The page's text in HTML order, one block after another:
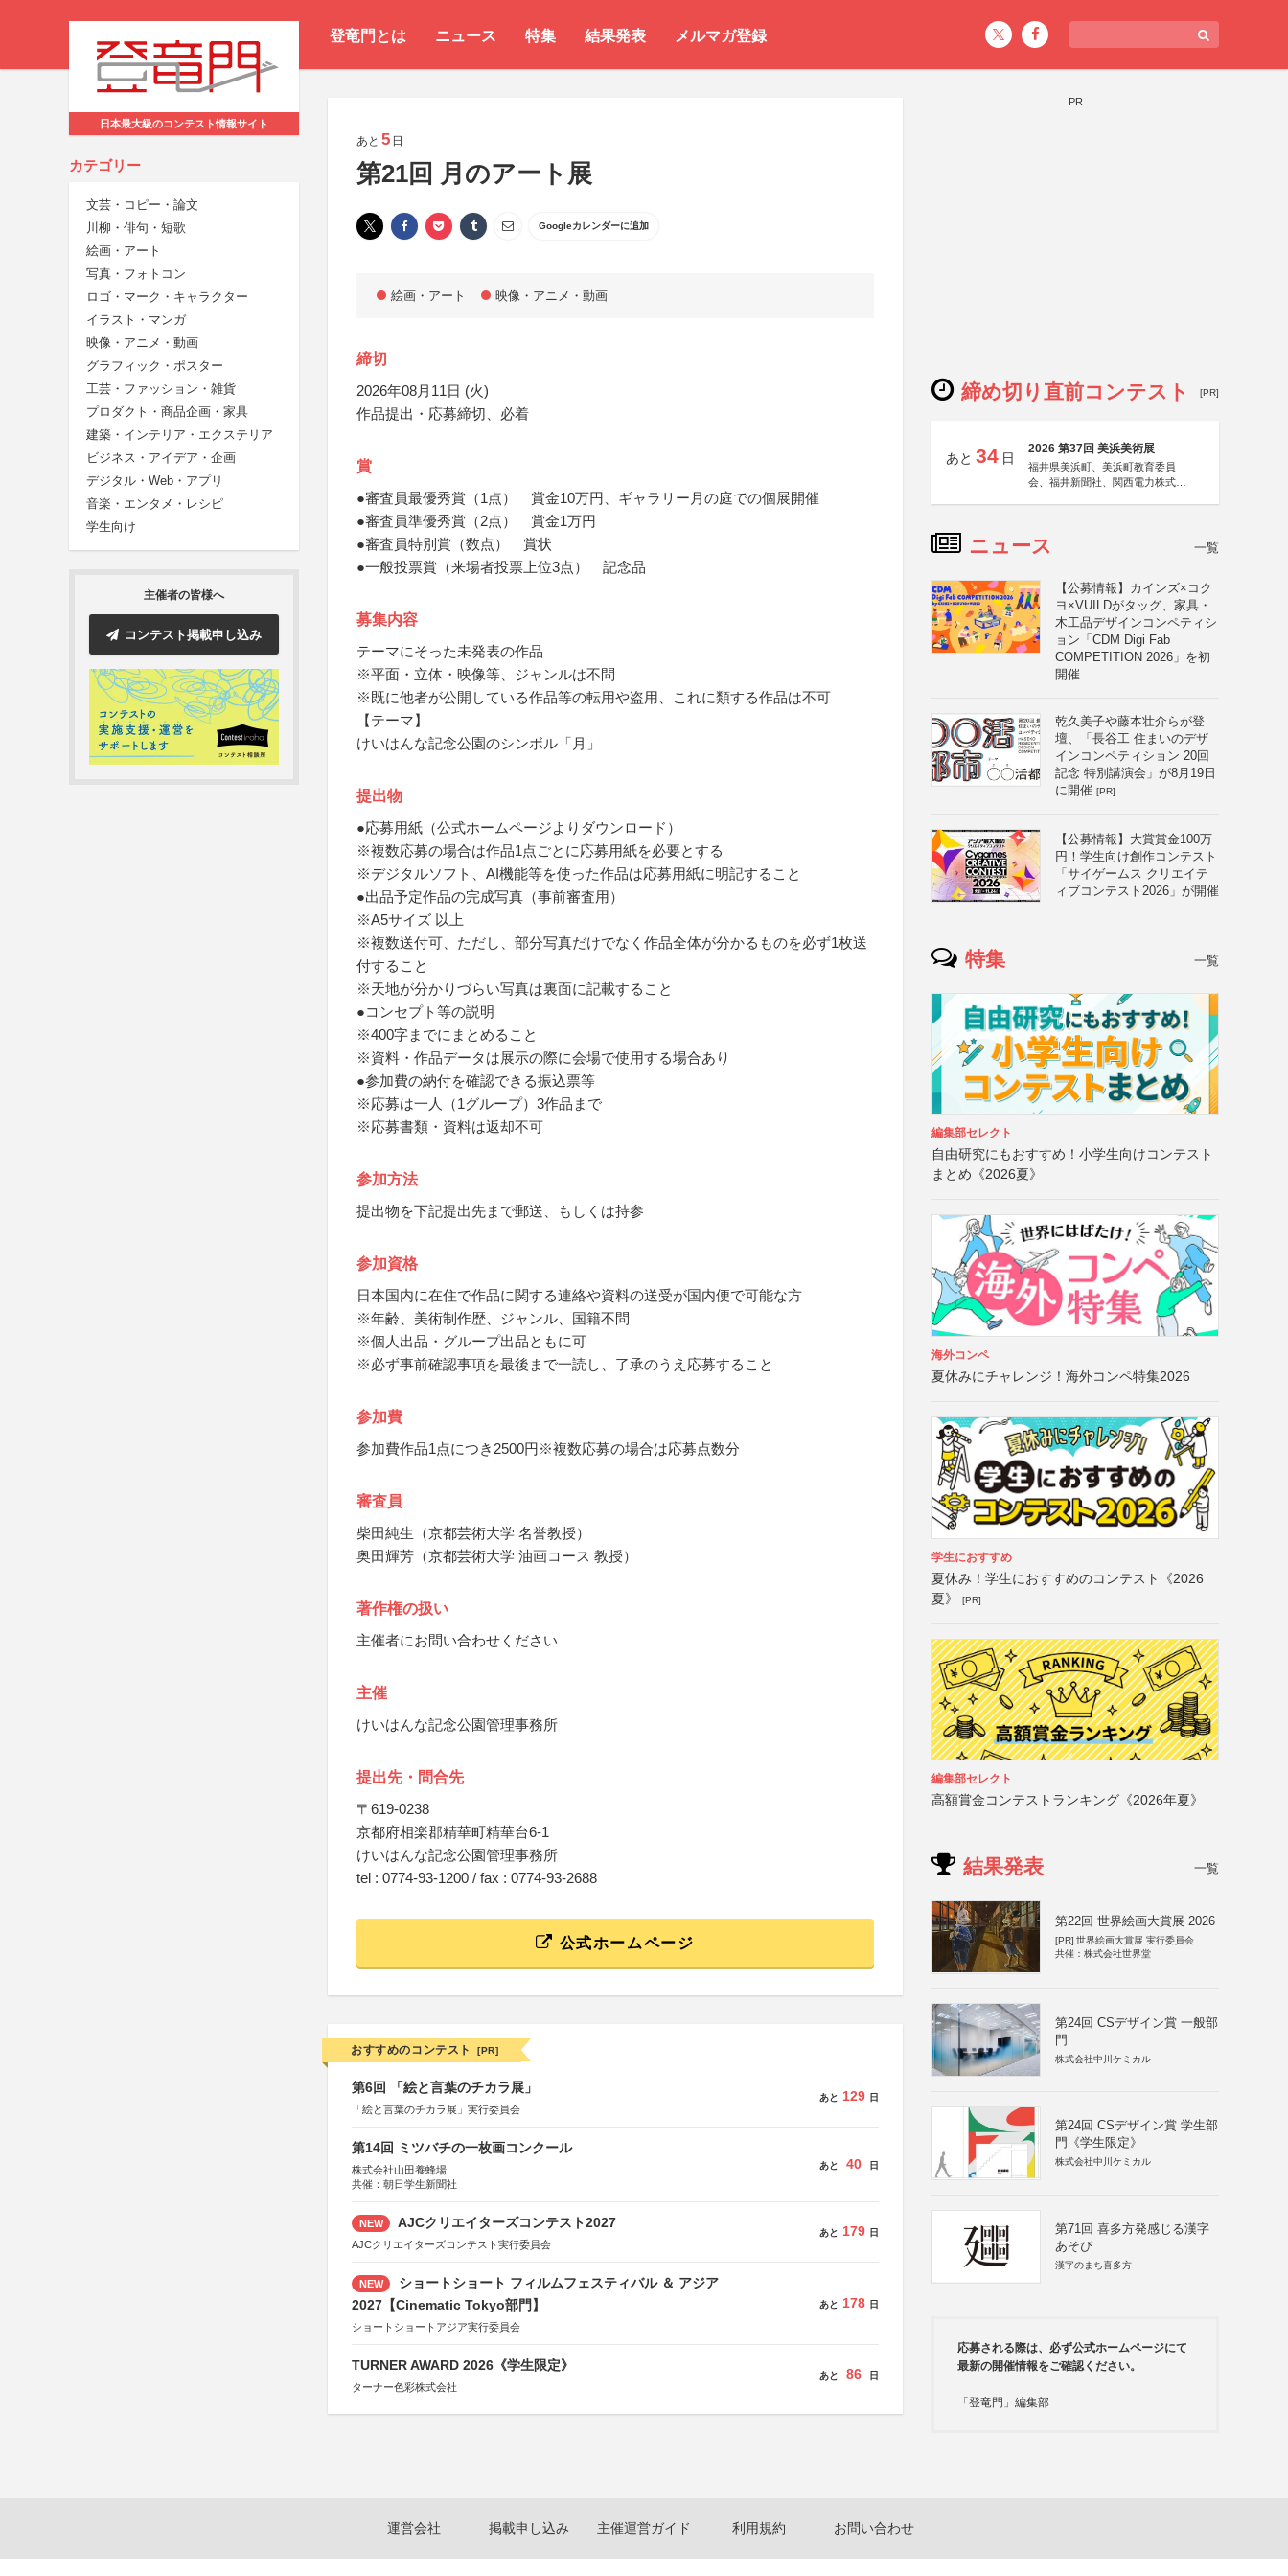
登竜門とは ニュース 特集 結果発表 メルマガ登録
日本最大級のコンテスト情報サイト
カテゴリー
文芸・コピー・論文
川柳・俳句・短歌
絵画・アート
写真・フォトコン
ロゴ・マーク・キャラクター
イラスト・マンガ
映像・アニメ・動画
グラフィック・ポスター
工芸・ファッション・雑貨
プロダクト・商品企画・家具
建築・インテリア・エクステリア
ビジネス・アイデア・企画
デジタル・Web・アプリ
音楽・エンタメ・レシピ
学生向け
主催者の皆様へ
コンテスト掲載申し込み
あと 5 日
第21回 月のアート展
Googleカレンダーに追加
絵画・アート 映像・アニメ・動画
締切
2026年08月11日 (火)
作品提出・応募締切、必着
賞
●審査員最優秀賞（1点） 賞金10万円、ギャラリー月の庭での個展開催
●審査員準優秀賞（2点） 賞金1万円
●審査員特別賞（数点） 賞状
●一般投票賞（来場者投票上位3点） 記念品
募集内容
テーマにそった未発表の作品
※平面・立体・映像等、ジャンルは不問
※既に他者が公開している作品等の転用や盗用、これに類する作品は不可
【テーマ】
けいはんな記念公園のシンボル「月」
提出物
●応募用紙（公式ホームページよりダウンロード）
※複数応募の場合は作品1点ごとに応募用紙を必要とする
※デジタルソフト、AI機能等を使った作品は応募用紙に明記すること
●出品予定作品の完成写真（事前審査用）
※A5サイズ 以上
※複数送付可、ただし、部分写真だけでなく作品全体が分かるものを必ず1枚送
付すること
※天地が分かりづらい写真は裏面に記載すること
●コンセプト等の説明
※400字までにまとめること
※資料・作品データは展示の際に会場で使用する場合あり
●参加費の納付を確認できる振込票等
※応募は一人（1グループ）3作品まで
※応募書類・資料は返却不可
参加方法
提出物を下記提出先まで郵送、もしくは持参
参加資格
日本国内に在住で作品に関する連絡や資料の送受が国内便で可能な方
※年齢、美術制作歴、ジャンル、国籍不問
※個人出品・グループ出品ともに可
※必ず事前確認事項を最後まで一読し、了承のうえ応募すること
参加費
参加費作品1点につき2500円※複数応募の場合は応募点数分
審査員
柴田純生（京都芸術大学 名誉教授）
奥田輝芳（京都芸術大学 油画コース 教授）
著作権の扱い
主催者にお問い合わせください
主催
けいはんな記念公園管理事務所
提出先・問合先
〒619-0238
京都府相楽郡精華町精華台6-1
けいはんな記念公園管理事務所
tel : 0774-93-1200 / fax : 0774-93-2688
公式ホームページ
おすすめのコンテスト [PR]
第6回 「絵と言葉のチカラ展」
「絵と言葉のチカラ展」実行委員会
あと 129 日
第14回 ミツバチの一枚画コンクール
株式会社山田養蜂場
共催：朝日学生新聞社
あと 40 日
NEW AJCクリエイターズコンテスト2027
AJCクリエイターズコンテスト実行委員会
あと 179 日
NEW
ショートショート フィルムフェスティバル ＆ アジア
2027【Cinematic Tokyo部門】
ショートショートアジア実行委員会
あと 178 日
TURNER AWARD 2026《学生限定》
ターナー色彩株式会社
あと 86 日
PR
締め切り直前コンテスト [PR]
あと 34 日
2026 第37回 美浜美術展
福井県美浜町、美浜町教育委員
会、福井新聞社、関西電力株式会
ニュース 一覧
【公募情報】カインズ×コク
ヨ×VUILDがタッグ、家具・
木工品デザインコンペティシ
ョン「CDM Digi Fab
COMPETITION 2026」を初
開催
乾久美子や藤本壮介らが登
壇、「長谷工 住まいのデザ
インコンペティション 20回
記念 特別講演会」が8月19日
に開催 [PR]
【公募情報】大賞賞金100万
円！学生向け創作コンテスト
「サイゲームス クリエイテ
ィブコンテスト2026」が開催
特集 一覧
編集部セレクト
自由研究にもおすすめ！小学生向けコンテスト
まとめ《2026夏》
海外コンペ
夏休みにチャレンジ！海外コンペ特集2026
学生におすすめ
夏休み！学生におすすめのコンテスト《2026
夏》
[PR]
編集部セレクト
高額賞金コンテストランキング《2026年夏》
結果発表 一覧
第22回 世界絵画大賞展 2026
[PR] 世界絵画大賞展 実行委員会
共催：株式会社世界堂
第24回 CSデザイン賞 一般部
門
株式会社中川ケミカル
第24回 CSデザイン賞 学生部
門《学生限定》
株式会社中川ケミカル
第71回 喜多方発感じる漢字
あそび
漢字のまち喜多方
応募される際は、必ず公式ホームページにて
最新の開催情報をご確認ください。
「登竜門」編集部
運営会社 掲載申し込み 主催運営ガイド 利用規約 お問い合わせ